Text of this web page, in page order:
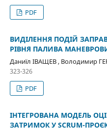
PDF
ВИДІЛЕННЯ ПОДІЙ
РІВНЯ ПАЛИВА
Даниїл ІВАЩЕВ , Володимир
323-326
PDF
ІНТЕГРОВАНА МОДЕЛЬ
ЗАТРИМОК У SCRUM-